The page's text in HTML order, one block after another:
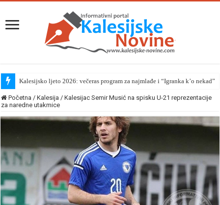
Kalesijsko ljeto 2026: večeras program za najmlađe i “Igranka k’o nekad”
Početna / Kalesija / Kalesijac Semir Musić na spisku U-21 reprezentacije
za naredne utakmice